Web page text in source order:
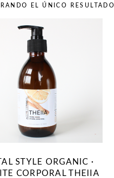
EL ÚNICO RESULTADO
STYLE ORGANIC ·
CORPORAL THEIIA